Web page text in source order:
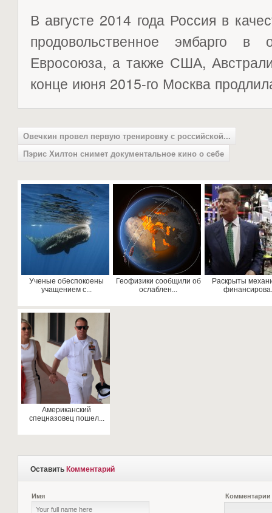
В августе 2014 года Россия в
продовольственное эмбарго в
Евросоюза, а также США,
конце июня 2015-го Москва
Овечкин провел первую тренировку с российской...
Пэрис Хилтон снимет документальное кино о себе
Ученые обеспокоены
учащением с...
Геофизики сообщили об
ослаблен...
Раскрыты
Американский
спецназовец пошел...
ОставитьКомментарий
Имя Комментарии